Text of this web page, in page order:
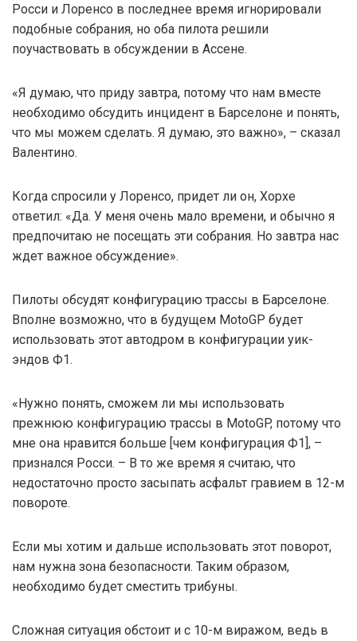
Росси и Лоренсо в последнее время игнорировали
подобные собрания, но оба пилота решили
поучаствовать в обсуждении в Ассене.
«Я думаю, что приду завтра, потому что нам вместе
необходимо обсудить инцидент в Барселоне и понять,
что мы можем сделать. Я думаю, это важно», – сказал
Валентино.
Когда спросили у Лоренсо, придет ли он, Хорхе
ответил: «Да. У меня очень мало времени, и обычно я
предпочитаю не посещать эти собрания. Но завтра нас
ждет важное обсуждение».
Пилоты обсудят конфигурацию трассы в Барселоне.
Вполне возможно, что в будущем MotoGP будет
использовать этот автодром в конфигурации уик-
эндов Ф1.
«Нужно понять, сможем ли мы использовать
прежнюю конфигурацию трассы в MotoGP, потому что
мне она нравится больше [чем конфигурация Ф1], –
признался Росси. – В то же время я считаю, что
недостаточно просто засыпать асфальт гравием в 12-м
повороте.
Если мы хотим и дальше использовать этот поворот,
нам нужна зона безопасности. Таким образом,
необходимо будет сместить трибуны.
Сложная ситуация обстоит и с 10-м виражом, ведь в